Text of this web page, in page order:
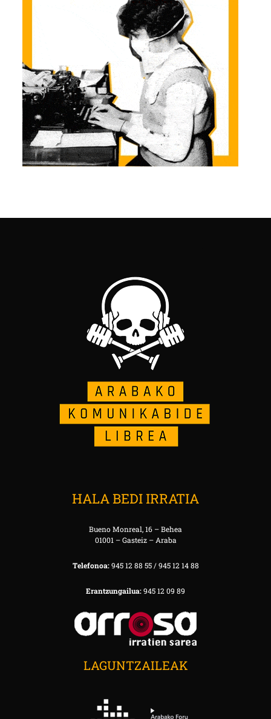
HALA BEDI IRRATIA
Bueno Monreal, 16 – Behea
01001 – Gasteiz – Araba
Telefonoa:945 12 88 55 / 945 12 14 88
Erantzungailua:945 12 09 89
LAGUNTZAILEAK